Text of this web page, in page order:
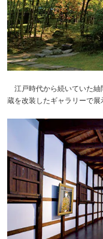
江戸時代から続いていた紬
蔵を改装したギャラリーで展